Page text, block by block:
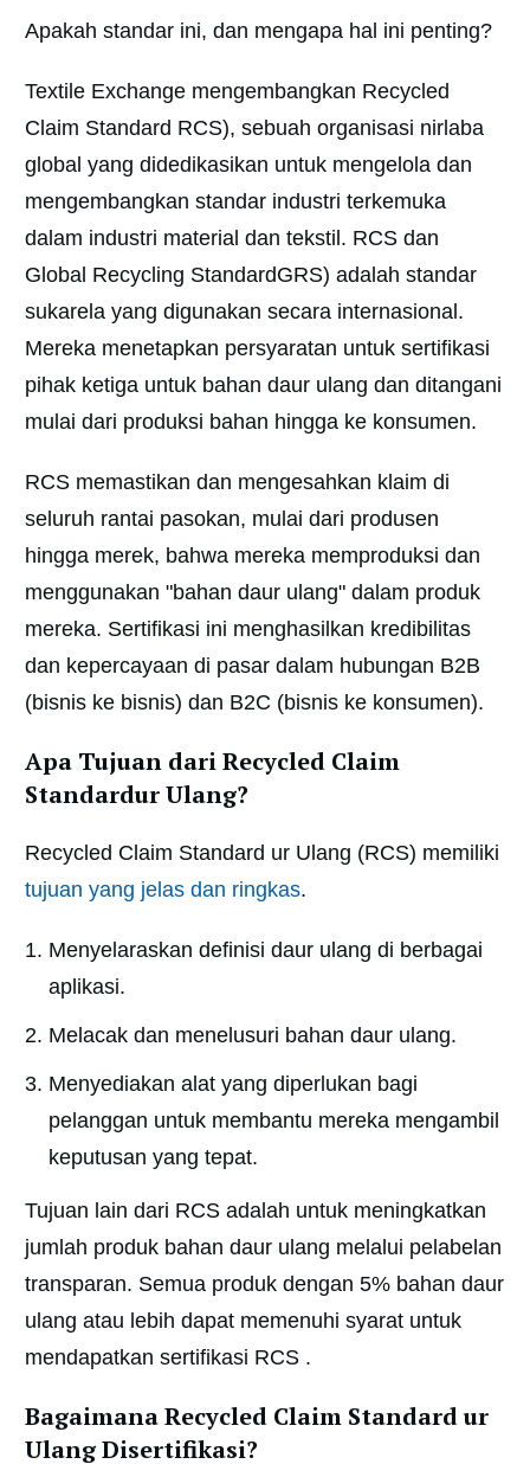
Apakah standar ini, dan mengapa hal ini penting?
Textile Exchange mengembangkan Recycled
Claim Standard RCS), sebuah organisasi nirlaba
global yang didedikasikan untuk mengelola dan
mengembangkan standar industri terkemuka
dalam industri material dan tekstil. RCS dan
Global Recycling StandardGRS) adalah standar
sukarela yang digunakan secara internasional.
Mereka menetapkan persyaratan untuk sertifikasi
pihak ketiga untuk bahan daur ulang dan ditangani
mulai dari produksi bahan hingga ke konsumen.
RCS memastikan dan mengesahkan klaim di
seluruh rantai pasokan, mulai dari produsen
hingga merek, bahwa mereka memproduksi dan
menggunakan "bahan daur ulang" dalam produk
mereka. Sertifikasi ini menghasilkan kredibilitas
dan kepercayaan di pasar dalam hubungan B2B
(bisnis ke bisnis) dan B2C (bisnis ke konsumen).
Apa Tujuan dari Recycled Claim
Standardur Ulang?
Recycled Claim Standard ur Ulang (RCS) memiliki
tujuan yang jelas dan ringkas.
Menyelaraskan definisi daur ulang di berbagai
aplikasi.
Melacak dan menelusuri bahan daur ulang.
Menyediakan alat yang diperlukan bagi
pelanggan untuk membantu mereka mengambil
keputusan yang tepat.
Tujuan lain dari RCS adalah untuk meningkatkan
jumlah produk bahan daur ulang melalui pelabelan
transparan. Semua produk dengan 5% bahan daur
ulang atau lebih dapat memenuhi syarat untuk
mendapatkan sertifikasi RCS .
Bagaimana Recycled Claim Standard ur
Ulang Disertifikasi?